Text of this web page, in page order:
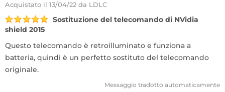
Acquistato il 13/04/22 da LDLC
Sostituzione del telecomando di NVidia
shield 2015
Questo telecomando è retroilluminato e funziona a
batteria, quindi è un perfetto sostituto del telecomando
originale.
Messaggio tradotto automaticamente